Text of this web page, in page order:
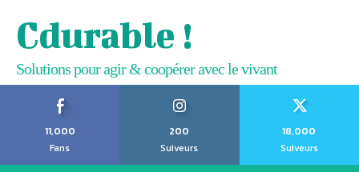
Cdurable !
Solutions pour agir & coopérer avec le vivant
11,000
Fans
200
Suiveurs
18,000
Suiveurs